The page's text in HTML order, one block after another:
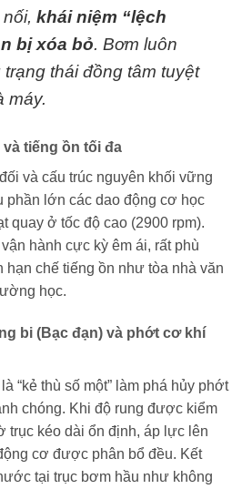
khái niệm “lệch
bị xóa bỏ. Bơm luôn
thái đồng tâm tuyệt
máy.
tiếng ồn tối đa
và cấu trúc nguyên khối vững
phần lớn các dao động cơ học
quay ở tốc độ cao (2900 rpm).
hành cực kỳ êm ái, rất phù
hạn chế tiếng ồn như tòa nhà văn
học.
bi (Bạc đạn) và phớt cơ khí
“kẻ thù số một” làm phá hủy phớt
chóng. Khi độ rung được kiểm
trục kéo dài ổn định, áp lực lên
cơ được phân bổ đều. Kết
tại trục bơm hầu như không